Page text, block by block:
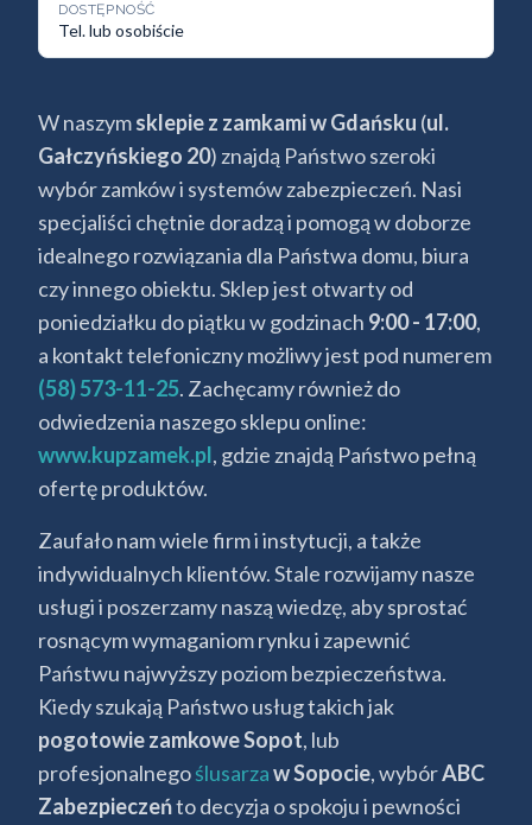
DOSTĘPNOŚĆ
Tel. lub osobiście
W naszymsklepie z zamkami w Gdańsku (ul.
Gałczyńskiego 20) znajdą Państwo szeroki
wybór zamków i systemów zabezpieczeń. Nasi
specjaliści chętnie doradzą i pomogą w doborze
idealnego rozwiązania dla Państwa domu, biura
czy innego obiektu. Sklep jest otwarty od
poniedziałku do piątku w godzinach 9:00 - 17:00,
a kontakt telefoniczny możliwy jest pod numerem
(58) 573-11-25. Zachęcamy również do
odwiedzenia naszego sklepu online:
www.kupzamek.pl, gdzie znajdą Państwo pełną
ofertę produktów.
Zaufało nam wiele firm i instytucji, a także
indywidualnych klientów. Stale rozwijamy nasze
usługi i poszerzamy naszą wiedzę, aby sprostać
rosnącym wymaganiom rynku i zapewnić
Państwu najwyższy poziom bezpieczeństwa.
Kiedy szukają Państwo usług takich jak
pogotowie zamkowe Sopot, lub
profesjonalnegoślusarzaw Sopocie, wybórABC
Zabezpieczeńto decyzja o spokoju i pewności